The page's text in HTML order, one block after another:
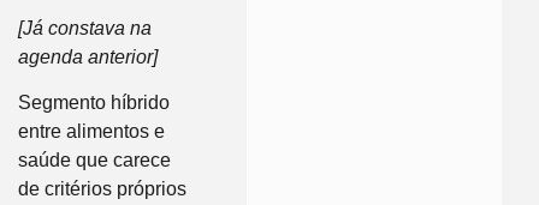
[Já constava na
agenda anterior]
Segmento híbrido
entre alimentos e
saúde que carece
de critérios próprios